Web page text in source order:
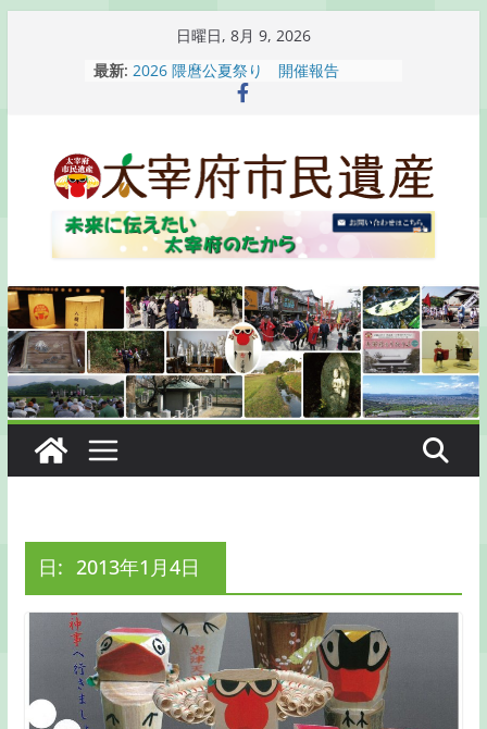
プ
日曜日, 8月 9, 2026
最新: 2026 隈麿公夏祭り 開催報告
通古賀歴史勉強会が開催されます
梅香苑夏まつり子どもみこし開催のお
知らせ
木うそ絵付け体験のお知らせ
日: 2013年1月4日